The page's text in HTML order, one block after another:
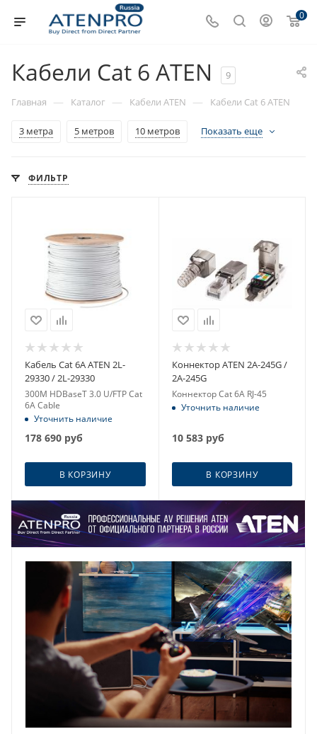
0
Кабели Cat 6 ATEN 9
Главная — Каталог — Кабели ATEN — Кабели Cat 6 ATEN
3 метра 5 метров 10 метров Показать еще
ФИЛЬТР
Кабель Cat 6A ATEN 2L-
29330 / 2L-29330
300M HDBaseT 3.0 U/FTP Cat
6A Cable
Уточнить наличие
178 690 руб
В КОРЗИНУ
Коннектор ATEN 2A-245G /
2A-245G
Коннектор Cat 6A RJ-45
Уточнить наличие
10 583руб
В КОРЗИНУ